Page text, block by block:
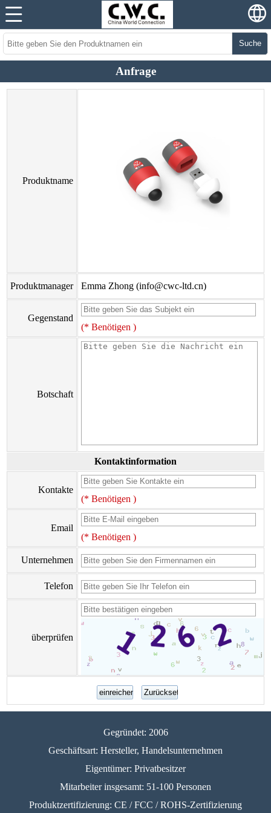
Suche
Anfrage
Produktname
Produktmanager Emma Zhong (info@cwc-ltd.cn)
Gegenstand
(* Benötigen )
Botschaft
Kontaktinformation
Kontakte
(* Benötigen )
Email
(* Benötigen )
Unternehmen
Telefon
überprüfen
Gegründet: 2006
Geschäftsart: Hersteller, Handelsunternehmen
Eigentümer: Privatbesitzer
Mitarbeiter insgesamt: 51-100 Personen
Produktzertifizierung: CE / FCC / ROHS-Zertifizierung